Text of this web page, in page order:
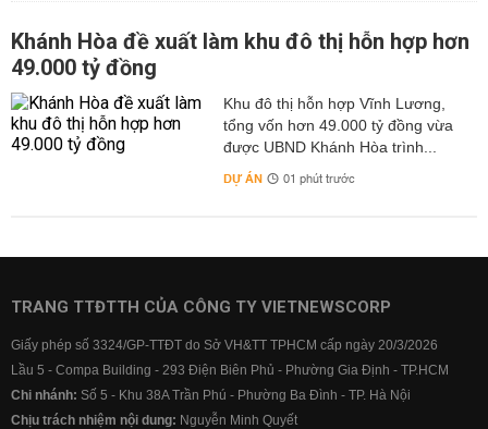
Khánh Hòa đề xuất làm khu đô thị hỗn hợp hơn
49.000 tỷ đồng
Khu đô thị hỗn hợp Vĩnh Lương,
tổng vốn hơn 49.000 tỷ đồng vừa
được UBND Khánh Hòa trình...
DỰ ÁN 01 phút trước
TRANG TTĐTTH CỦA CÔNG TY VIETNEWSCORP
Giấy phép số 3324/GP-TTĐT do Sở VH&TT TPHCM cấp ngày 20/3/2026
Lầu 5 - Compa Building - 293 Điện Biên Phủ - Phường Gia Định - TP.HCM
Chi nhánh: Số 5 - Khu 38A Trần Phú - Phường Ba Đình - TP. Hà Nội
Chịu trách nhiệm nội dung: Nguyễn Minh Quyết